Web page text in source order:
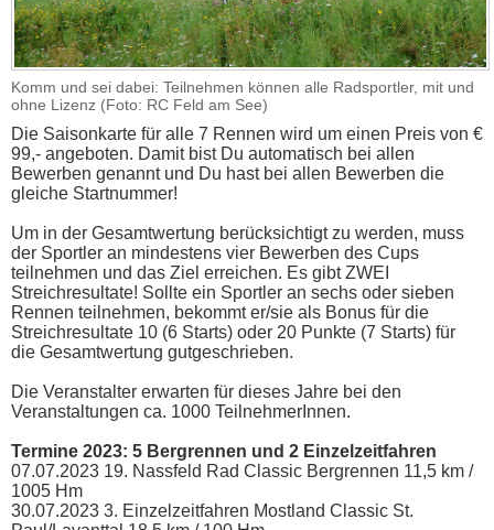
Komm und sei dabei: Teilnehmen können alle Radsportler, mit und
ohne Lizenz (Foto: RC Feld am See)
Die Saisonkarte für alle 7 Rennen wird um einen Preis von €
99,- angeboten. Damit bist Du automatisch bei allen
Bewerben genannt und Du hast bei allen Bewerben die
gleiche Startnummer!
Um in der Gesamtwertung berücksichtigt zu werden, muss
der Sportler an mindestens vier Bewerben des Cups
teilnehmen und das Ziel erreichen. Es gibt ZWEI
Streichresultate! Sollte ein Sportler an sechs oder sieben
Rennen teilnehmen, bekommt er/sie als Bonus für die
Streichresultate 10 (6 Starts) oder 20 Punkte (7 Starts) für
die Gesamtwertung gutgeschrieben.
Die Veranstalter erwarten für dieses Jahre bei den
Veranstaltungen ca. 1000 TeilnehmerInnen.
Termine 2023: 5 Bergrennen und 2 Einzelzeitfahren
07.07.2023 19. Nassfeld Rad Classic Bergrennen 11,5 km /
1005 Hm
30.07.2023 3. Einzelzeitfahren Mostland Classic St.